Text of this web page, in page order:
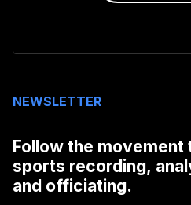
NEWSLETTER